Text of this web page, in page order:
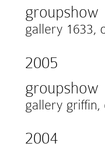
groupshow
gallery 1633,
2005
groupshow
gallery griffin,
2004